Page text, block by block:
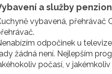
a služby
vybavená, přehrávač
odpočinek u
žádná není. Nejlepším
počasí, v